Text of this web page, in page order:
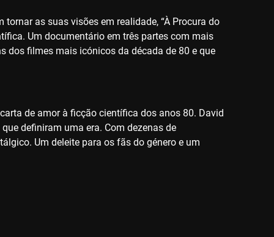
as suas visões em realidade, “À Procura do
Um documentário em três partes com mais
dos filmes mais icónicos da década de 80 e que
de amor à ficção científica dos anos 80. David
definiram uma era. Com dezenas de
Um deleite para os fãs do género e um